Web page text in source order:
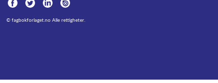
© fagbokforlaget.no Alle rettigheter.